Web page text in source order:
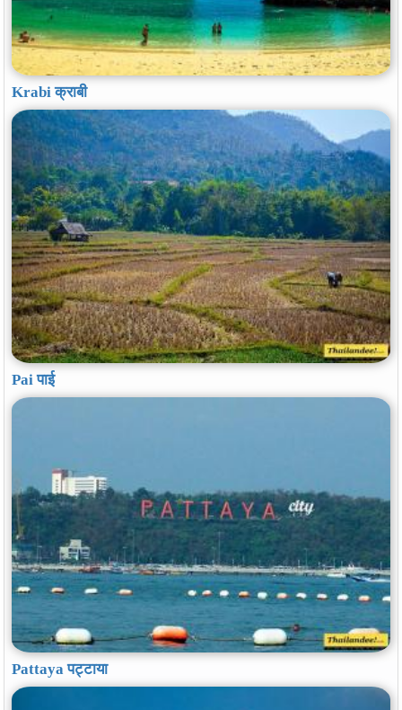
Krabi क्राबी
Pai पाई
Pattaya पट्टाया